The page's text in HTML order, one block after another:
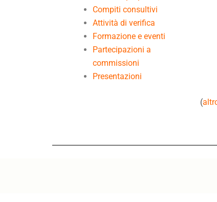
Compiti consultivi
Attività di verifica
Formazione e eventi
Partecipazioni a
commissioni
Presentazioni
(